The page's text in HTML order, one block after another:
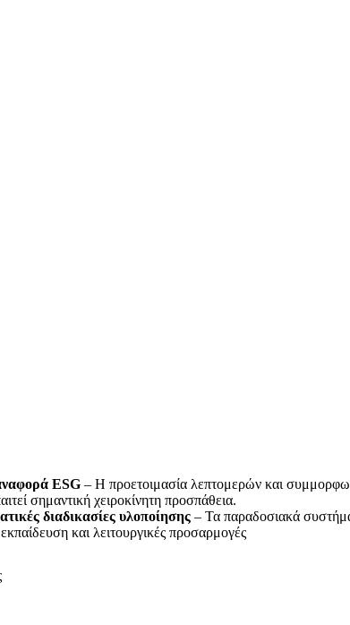
ESG – Η προετοιμασία λεπτομερών και
σημαντική χειροκίνητη προσπάθεια.
διαδικασίες υλοποίησης – Τα παραδοσιακά
και λειτουργικές προσαρμογές